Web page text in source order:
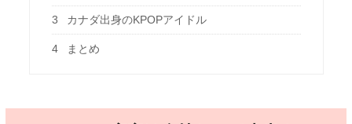
3 カナダ出身のKPOPアイドル
4 まとめ